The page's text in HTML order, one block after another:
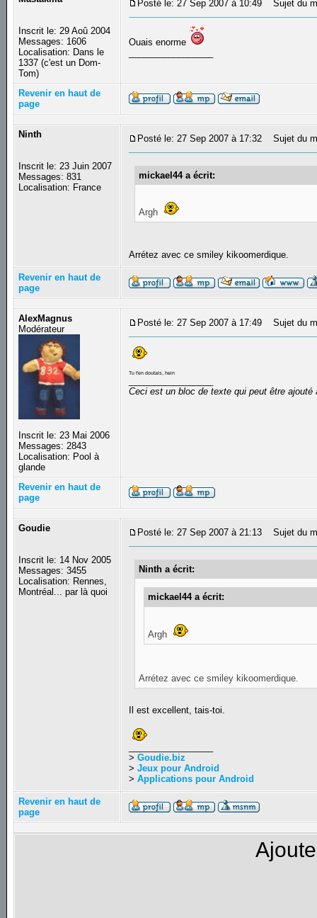
Inscrit le: 29 Aoû 2004
Messages: 1606
Localisation: Dans le
1337 (c'est un Dom-
Tom)
Posté le: 27 Sep 2007 à 10:49 Sujet du
Ouais enorme
Revenir en haut de
page
Ninth
Inscrit le: 23 Juin 2007
Messages: 831
Localisation: France
Posté le: 27 Sep 2007 à 17:32 Sujet du
mickael44 a écrit:
Argh
Arrétez avec ce smiley kikoomerdique.
Revenir en haut de
page
AlexMagnus
Modérateur
Inscrit le: 23 Mai 2006
Messages: 2843
Localisation: Pool à
glande
Posté le: 27 Sep 2007 à 17:49 Sujet du
Tu t'en doutais, hein
Ceci est un bloc de texte qui peut être
Revenir en haut de
page
Goudie
Inscrit le: 14 Nov 2005
Messages: 3455
Localisation: Rennes,
Montréal... par là quoi
Posté le: 27 Sep 2007 à 21:13 Sujet du
Ninth a écrit:
mickael44 a écrit:
Argh
Arrétez avec ce smiley kikoomerdique.
Il est excellent, tais-toi.
>Goudie.biz
>Jeux pour Android
>Applications pour Android
Revenir en haut de
page